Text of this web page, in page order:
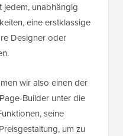
jedem, unabhängig
eine erstklassige
Designer oder
wir also einen der
Builder unter die
seine
um zu